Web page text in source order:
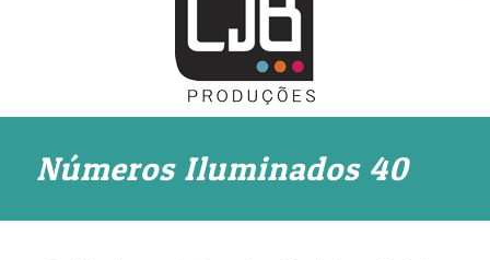
Números Iluminados 40